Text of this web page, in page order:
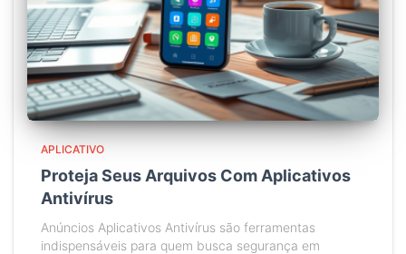
APLICATIVO
Proteja Seus Arquivos Com Aplicativos
Antivírus
Anúncios Aplicativos Antivírus são ferramentas
indispensáveis para quem busca segurança em